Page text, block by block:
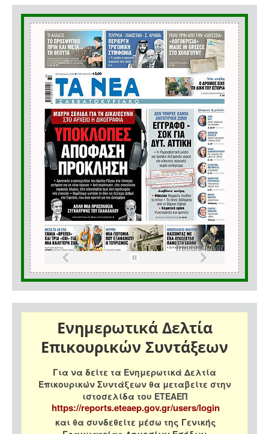
Ενημερωτικά Δελτία
Επικουρικών Συντάξεων
Για να δείτε τα Ενημερωτικά Δελτία
Επικουρικών Συντάξεων θα μεταβείτε στην
ιστοσελίδα του ΕΤΕΑΕΠ
https://reports.eteaep.gov.gr/users/login
και θα συνδεθείτε μέσω της Γενικής